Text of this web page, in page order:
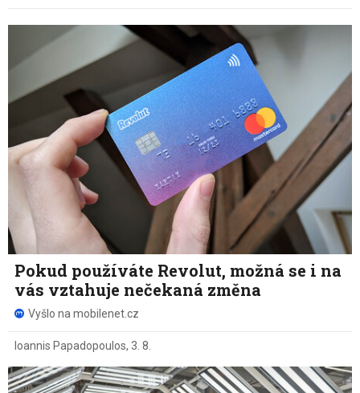
Pokud používáte Revolut, možná se i na
vás vztahuje nečekaná změna
Vyšlo na mobilenet.cz
Ioannis Papadopoulos, 3. 8.